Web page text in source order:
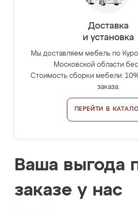
Доставка
и установка
Мы доставляем мебель по
Московской области
Стоимость сборки мебели:
заказа.
ПЕРЕЙТИ В
Ваша выгода
заказе у нас